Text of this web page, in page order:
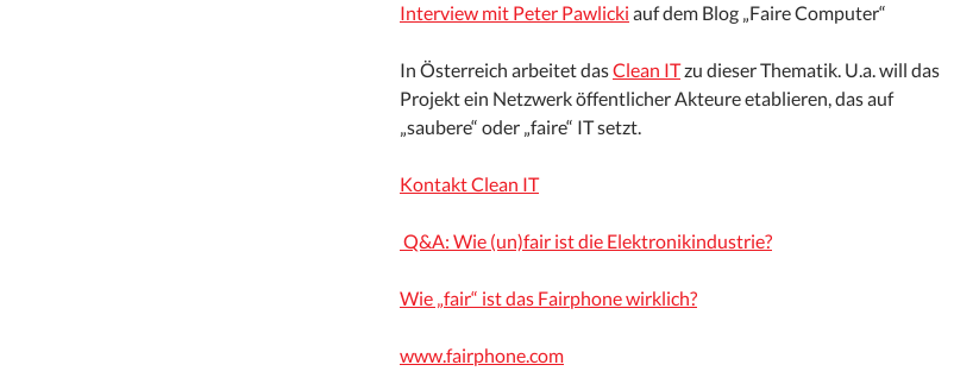
Interview mit Peter Pawlicki auf dem Blog „Faire Computer“
In Österreich arbeitet dasClean ITzu dieser Thematik. U.a. will das
Projekt ein Netzwerk öffentlicher Akteure etablieren, das auf
„saubere“ oder „faire“ IT setzt.
Kontakt Clean IT
Q&A: Wie (un)fair ist die Elektronikindustrie?
Wie „fair“ ist das Fairphone wirklich?
www.fairphone.com